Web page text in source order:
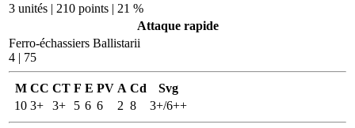
3 unités | 210 points | 21 %
Attaque rapide
Ferro-échassiers Ballistarii
4 | 75
M CC CT F E PV A Cd
Svg
10 3+ 3+ 5 6 6 2 8 3+/6++